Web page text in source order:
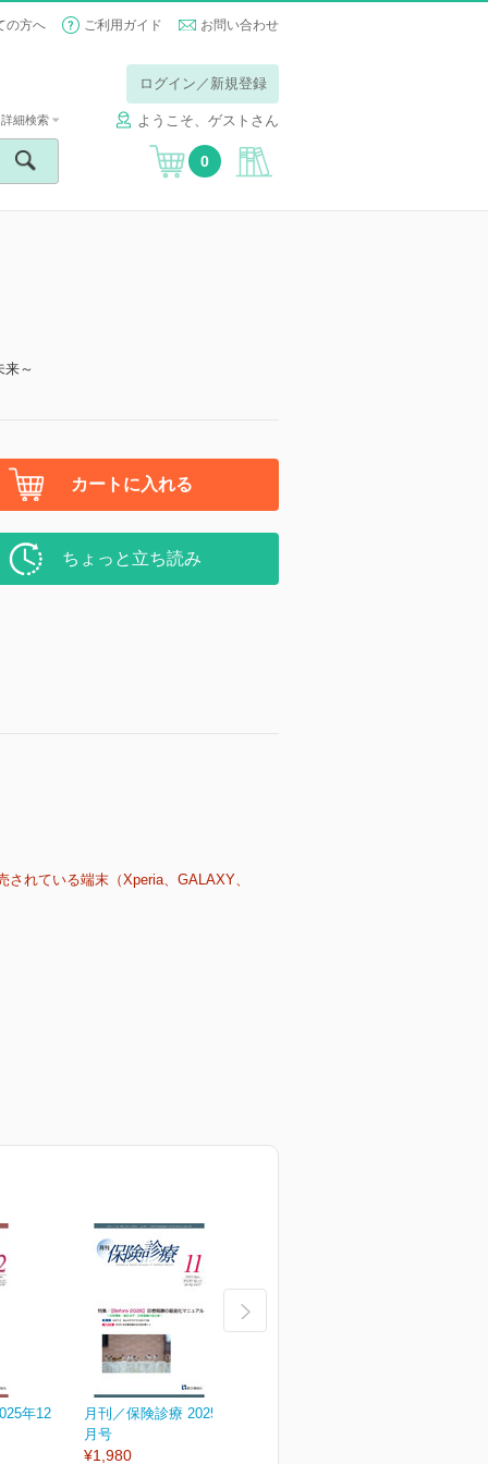
の方へ ご利用ガイド お問い合わせ
ログイン／新規登録
ようこそ、ゲストさん
詳細検索
0
～
カートに入れる
ちょっと立ち読み
れている端末（Xperia、GALAXY、
年12
月刊／保険診療 2025年11
月号
¥1,980